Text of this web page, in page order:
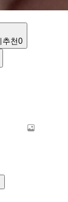
추천0